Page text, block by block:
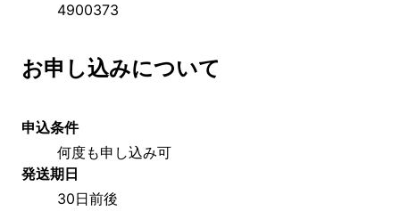
4900373
お申し込みについて
申込条件
何度も申し込み可
発送期日
30日前後